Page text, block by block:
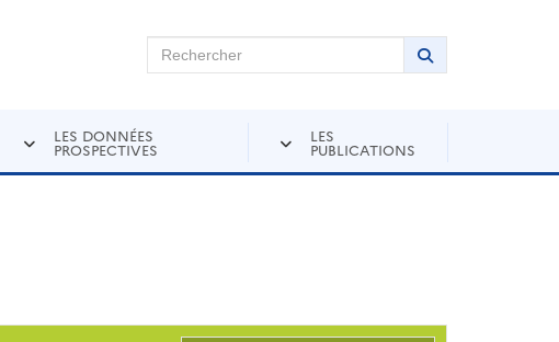
Rechercher sur Andra Inventaire Rechercher
Lancer la
LES DONNÉES
PROSPECTIVES
LES
PUBLICATIONS